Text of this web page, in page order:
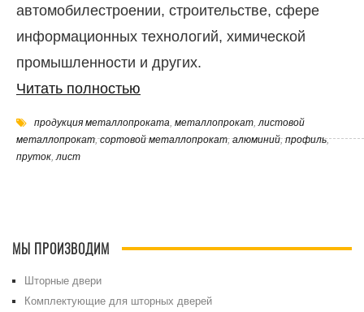
автомобилестроении, строительстве, сфере
информационных технологий, химической
промышленности и других.
Читать полностью
продукция металлопроката, металлопрокат,листовой
металлопрокат,сортовой металлопрокат,алюминий,профиль,
пруток,лист
МЫ ПРОИЗВОДИМ
Шторные двери
Комплектующие для шторных дверей